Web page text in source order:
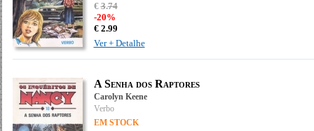
€3.74
-20%
€ 2.99
Ver + Detalhe
A Senha dos Raptores
Carolyn Keene
Verbo
EM STOCK